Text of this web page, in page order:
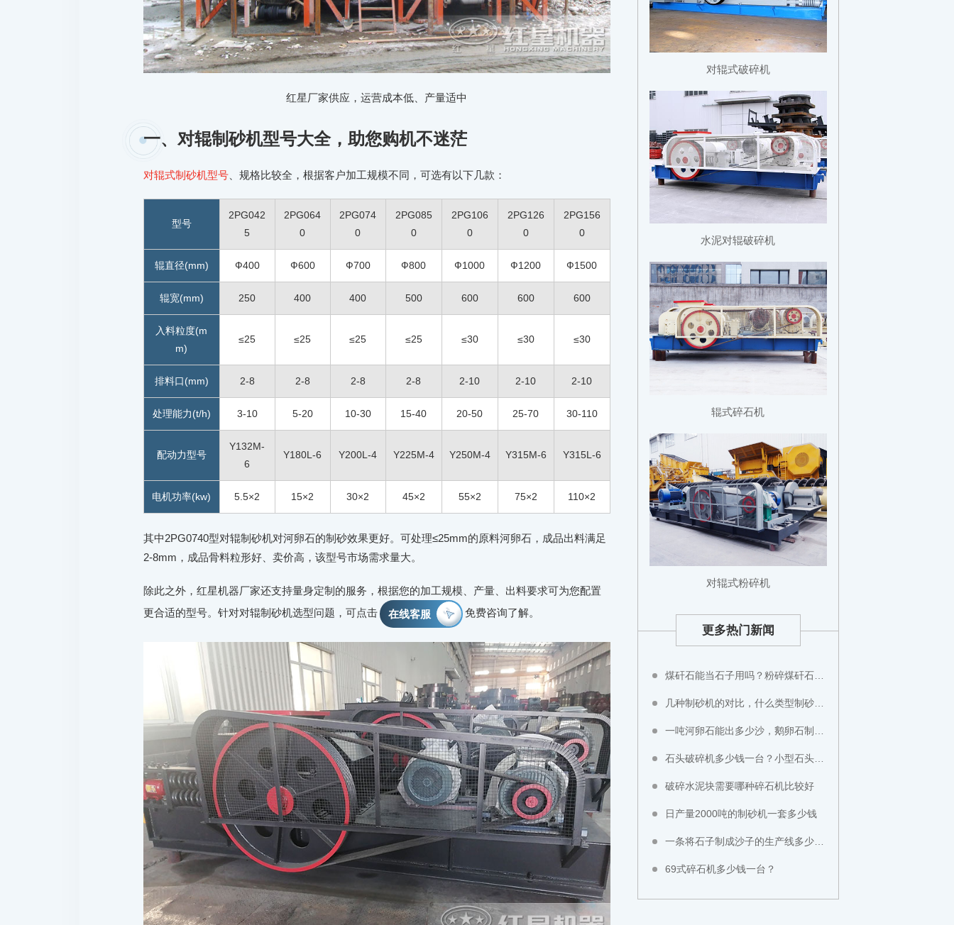
红星厂家供应，运营成本低、产量适中
一、对辊制砂机型号大全，助您购机不迷茫
对辊式制砂机型号、规格比较全，根据客户加工规模不同，可选有以下几款：
型号
2PG042
5
2PG064
0
2PG074
0
2PG085
0
2PG106
0
2PG126
0
2PG156
0
辊直径(mm) Ф400 Ф600 Ф700 Ф800 Ф1000 Ф1200 Ф1500
辊宽(mm) 250 400 400 500 600 600 600
入料粒度(m
m)
≤25 ≤25 ≤25 ≤25 ≤30 ≤30 ≤30
排料口(mm) 2-8 2-8 2-8 2-8 2-10 2-10 2-10
处理能力(t/h) 3-10 5-20 10-30 15-40 20-50 25-70 30-110
配动力型号
Y132M-
6
Y180L-6 Y200L-4 Y225M-4 Y250M-4 Y315M-6 Y315L-6
电机功率(kw) 5.5×2 15×2 30×2 45×2 55×2 75×2 110×2
其中2PG0740型对辊制砂机对河卵石的制砂效果更好。可处理≤25mm的原料河卵石，成品出料满足
2-8mm，成品骨料粒形好、卖价高，该型号市场需求量大。
除此之外，红星机器厂家还支持量身定制的服务，根据您的加工规模、产量、出料要求可为您配置
更合适的型号。针对对辊制砂机选型问题，可点击
在线客服 免费咨询了解。
对辊式破碎机
水泥对辊破碎机
辊式碎石机
对辊式粉碎机
更多热门新闻
煤矸石能当石子用吗？粉碎煤矸石用什么设备？
几种制砂机的对比，什么类型制砂机好？
一吨河卵石能出多少沙，鹅卵石制成沙子成本高不高？
石头破碎机多少钱一台？小型石头粉碎机价格
破碎水泥块需要哪种碎石机比较好
日产量2000吨的制砂机一套多少钱
一条将石子制成沙子的生产线多少钱？
69式碎石机多少钱一台？